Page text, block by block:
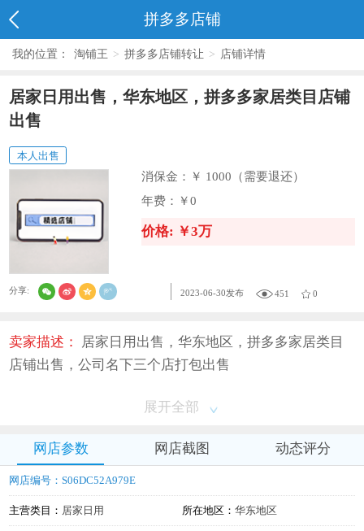
拼多多店铺
我的位置： 淘铺王 > 拼多多店铺转让 > 店铺详情
居家日用出售，华东地区，拼多多家居类目店铺
出售
本人出售
消保金：
￥ 1000（需要退还）
年费：
￥0
价格: ￥3万
分享: 2023-06-30发布 451 0
卖家描述：
居家日用出售，华东地区，拼多多家居类目
店铺出售，公司名下三个店打包出售
展开全部
网店参数 网店截图 动态评分
网店编号：S06DC52A979E
主营类目： 居家日用 所在地区： 华东地区